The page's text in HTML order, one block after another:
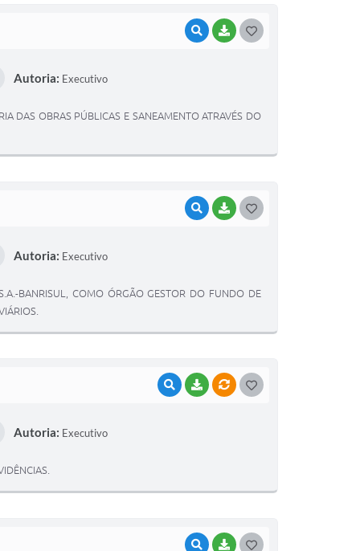
VISUALIZAR
BAIXAR
I
Autoria: Executivo
DAS OBRAS PÚBLICAS E SANEAMENTO ATRAVÉS DO
VISUALIZAR
BAIXAR
I
Autoria: Executivo
BANRISUL, COMO ÓRGÃO GESTOR DO FUNDO DE
VISUALIZAR
BAIXARVÍNCULOS
Autoria: Executivo
VISUALIZAR
BAIXAR